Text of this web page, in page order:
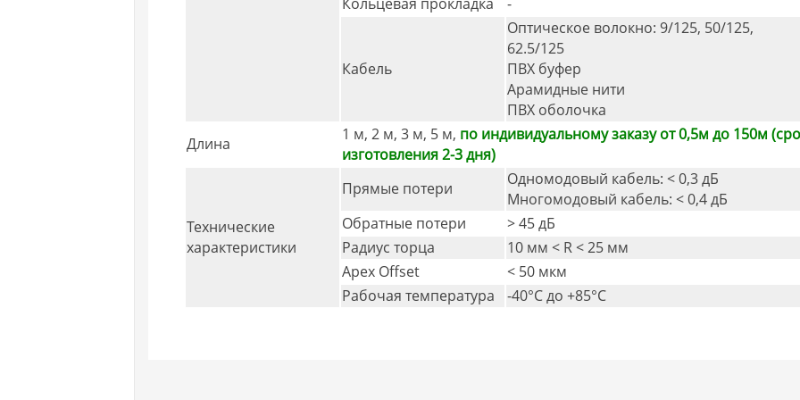
Кабель
Оптическое волокно: 9/125, 50/125,
62.5/125
ПВХ буфер
Арамидные нити
ПВХ оболочка
Длина
1 м, 2 м, 3 м, 5 м, по индивидуальному заказу от 0,5м до 150м
изготовления 2-3 дня)
Технические
характеристики
Прямые потери
Одномодовый кабель: < 0,3 дБ
Многомодовый кабель: < 0,4 дБ
Обратные потери
> 45 дБ
Радиус торца
10 мм < R < 25 мм
Apex Offset
< 50 мкм
Рабочая температура
-40°C дo +85°C